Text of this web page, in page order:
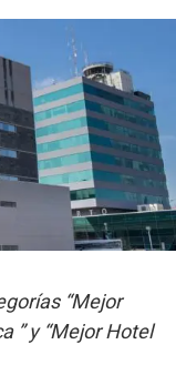
“Mejor
” y “Mejor Hotel